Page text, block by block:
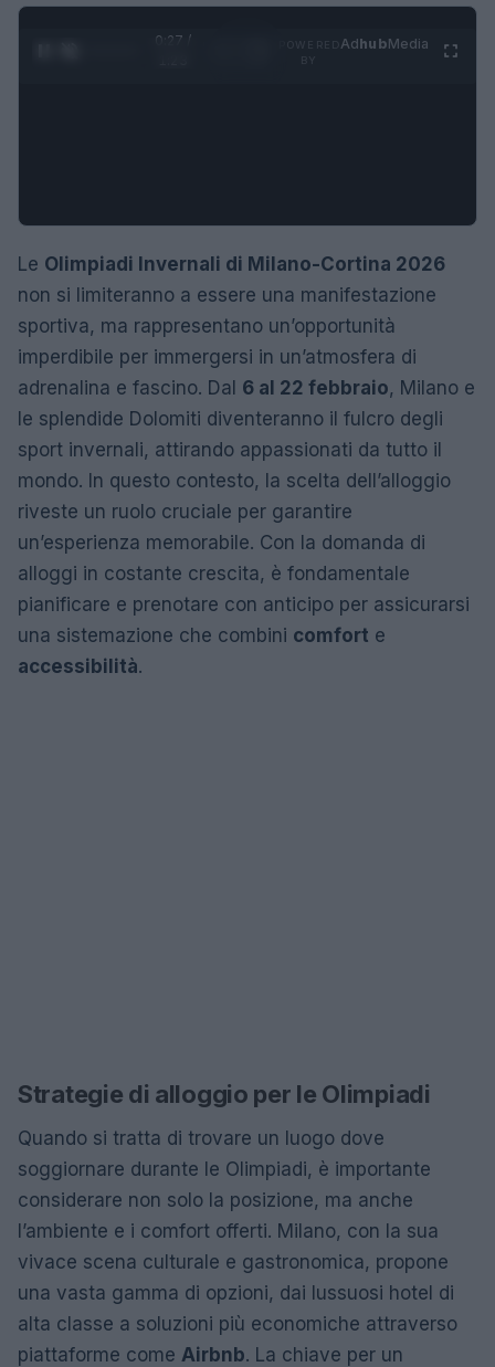
0:28 /
AdhubMedia
Le Olimpiadi Invernali di Milano-Cortina 2026
non si limiteranno a essere una manifestazione
sportiva, ma rappresentano un’opportunità
imperdibile per immergersi in un’atmosfera di
adrenalina e fascino. Dal 6 al 22 febbraio, Milano e
le splendide Dolomiti diventeranno il fulcro degli
sport invernali, attirando appassionati da tutto il
mondo. In questo contesto, la scelta dell’alloggio
riveste un ruolo cruciale per garantire
un’esperienza memorabile. Con la domanda di
alloggi in costante crescita, è fondamentale
pianificare e prenotare con anticipo per assicurarsi
una sistemazione che combini comfort e
accessibilità.
Strategie di alloggio per le Olimpiadi
Quando si tratta di trovare un luogo dove
soggiornare durante le Olimpiadi, è importante
considerare non solo la posizione, ma anche
l’ambiente e i comfort offerti. Milano, con la sua
vivace scena culturale e gastronomica, propone
una vasta gamma di opzioni, dai lussuosi hotel di
alta classe a soluzioni più economiche attraverso
piattaforme come Airbnb. La chiave per un